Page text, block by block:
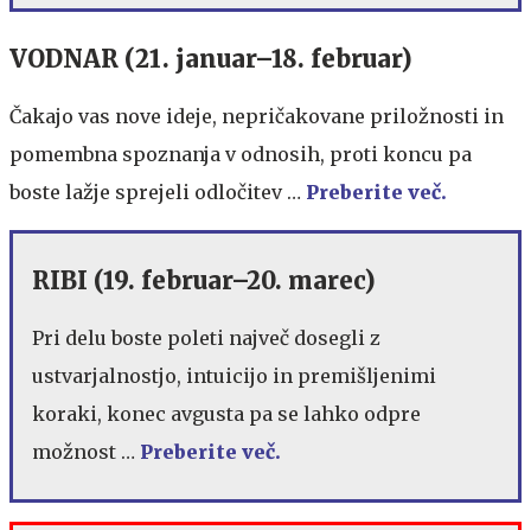
VODNAR (21. januar–18. februar)
Čakajo vas nove ideje, nepričakovane priložnosti in
pomembna spoznanja v odnosih, proti koncu pa
boste lažje sprejeli odločitev … Preberite več.
RIBI (19. februar–20. marec)
Pri delu boste poleti največ dosegli z
ustvarjalnostjo, intuicijo in premišljenimi
koraki, konec avgusta pa se lahko odpre
možnost … Preberite več.